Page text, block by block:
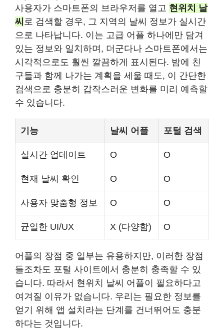
사용자가 스마트폰의 브라우저를 열고 현위치 날
씨 로 검색할 경우, 그 지역의 날씨 정보가 실시간
으로 나타납니다. 이는 고급 어플 하나에만 담겨
있는 정보와 일치하며, 더군다나 스마트폰에서는
시각적으로도 훨씬 깔끔하게 표시된다. 밤에 친
구들과 함께 나가는 계획을 세울 때도, 이 간단한
검색으로 충분히 갑작스러운 변화를 미리 예측할
수 있습니다.
기능 날씨 어플 포털 검색
실시간 업데이트 O O
현재 날씨 확인 O O
사용자 맞춤형 정보 O O
균일한 UI/UX X (다양함) O
어플의 장점 중 일부는 유용하지만, 이러한 장점
들조차도 포털 사이트에서 충분히 충족할 수 있
습니다. 따라서 현위치 날씨 어플이 필요하다고
여겨질 이유가 없습니다. 우리는 필요한 정보를
얻기 위해 앱 설치라는 단계를 건너뛰어도 충분
하다는 것입니다.